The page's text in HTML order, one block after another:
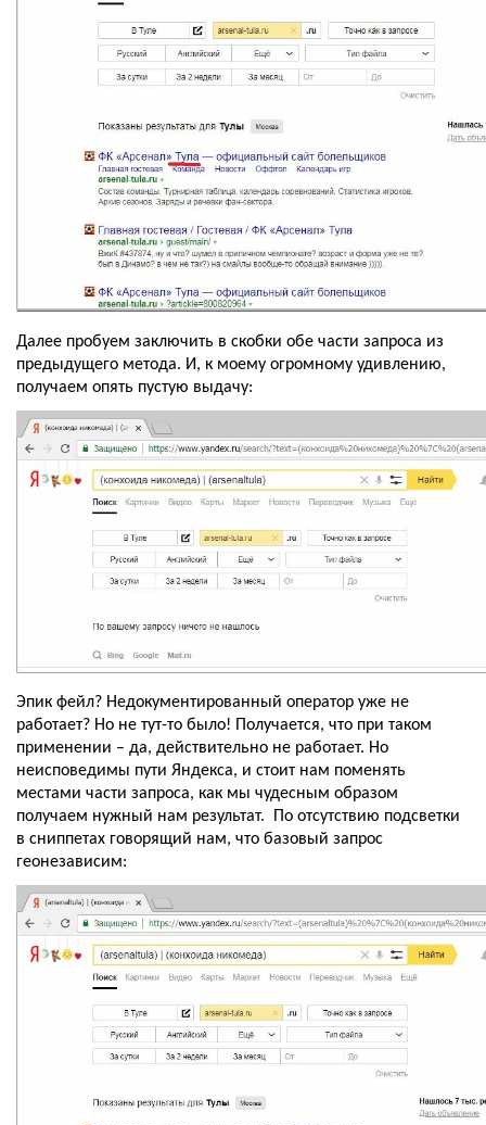
Далее пробуем заключить в скобки обе части запроса из
предыдущего метода. И, к моему огромному удивлению,
получаем опять пустую выдачу:
Эпик фейл? Недокументированный оператор уже не
работает? Но не тут-то было! Получается, что при таком
применении – да, действительно не работает. Но
неисповедимы пути Яндекса, и стоит нам поменять
местами части запроса, как мы чудесным образом
получаем нужный нам результат.  По отсутствию подсветки
в сниппетах говорящий нам, что базовый запрос
геонезависим: